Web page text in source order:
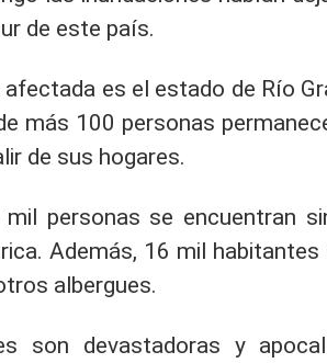
de este país.
es el estado de Río
más 100 personas
de sus hogares.
personas se encuentran
Además, 16 mil
albergues.
son devastadoras y